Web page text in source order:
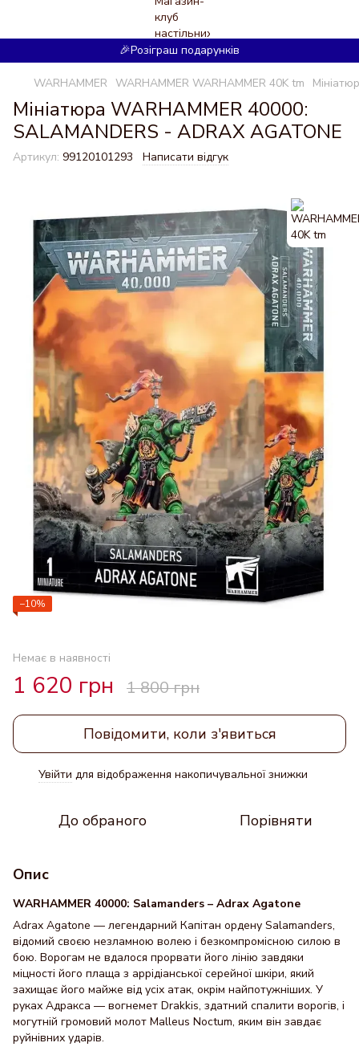
🎉Розіграш подарунків
WARHAMMER WARHAMMER WARHAMMER 40K tm
Мініатюра WARHAMMER 40000:
SALAMANDERS - ADRAX AGATONE
Артикул: 99120101293 Написати відгук
−10%
Немає в наявності
1 620 грн 1 800 грн
Повідомити, коли з'явиться
Увійти для відображення накопичувальної знижки
До обраного Порівняти
Опис
WARHAMMER 40000: Salamanders – Adrax Agatone
Adrax Agatone — легендарний Капітан ордену Salamanders,
відомий своєю незламною волею і безкомпромісною силою в
бою. Ворогам не вдалося прорвати його лінію завдяки
міцності його плаща з аррідіанської серейної шкіри, який
захищає його майже від усіх атак, окрім найпотужніших. У
руках Адракса — вогнемет Drakkis, здатний спалити ворогів, і
могутній громовий молот Malleus Noctum, яким він завдає
руйнівних ударів.